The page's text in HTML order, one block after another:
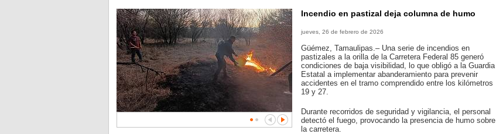
Incendio en pastizal deja columna de humo
jueves, 26 de febrero de 2026
Güémez, Tamaulipas.– Una serie de incendios en
pastizales a la orilla de la Carretera Federal 85 generó
condiciones de baja visibilidad, lo que obligó a la Guardia
Estatal a implementar abanderamiento para prevenir
accidentes en el tramo comprendido entre los kilómetros
19 y 27.
Durante recorridos de seguridad y vigilancia, el personal
detectó el fuego, provocando la presencia de humo sobre
la carretera.